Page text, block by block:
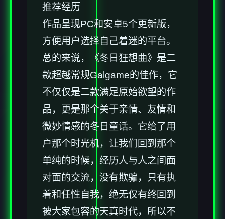
推荐经历
作品呈现PC和安卓5个更新版，
方便用户选择自己着迷的平台。
总的来说，《冬日狂想曲》是二
款​​超越常规Galgame的佳作​​，它
不仅仅是二款满足原始欲望的作
品，更是那个关于亲情、友情和
微妙情感的冬日童话。它给了用
户那个时光机，让我们回到那个
单纯的时候，经历人与人之间面
对面的交流，没有欺骗，只有执
着和任性自我，绝无仅有终回到
被大家包容的天真时代，所以不